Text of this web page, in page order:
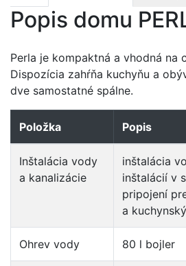
Popis domu
Perla je kompaktná a vhodná na
Dispozícia zahŕňa kuchyňu a
dve samostatné spálne.
Položka Popis
Inštalácia vody
a kanalizácie
inštalácia
inštalácií v
pripojení
a
Ohrev vody 80 l bojler